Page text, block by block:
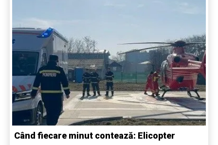
Când fiecare minut contează: Elicopter